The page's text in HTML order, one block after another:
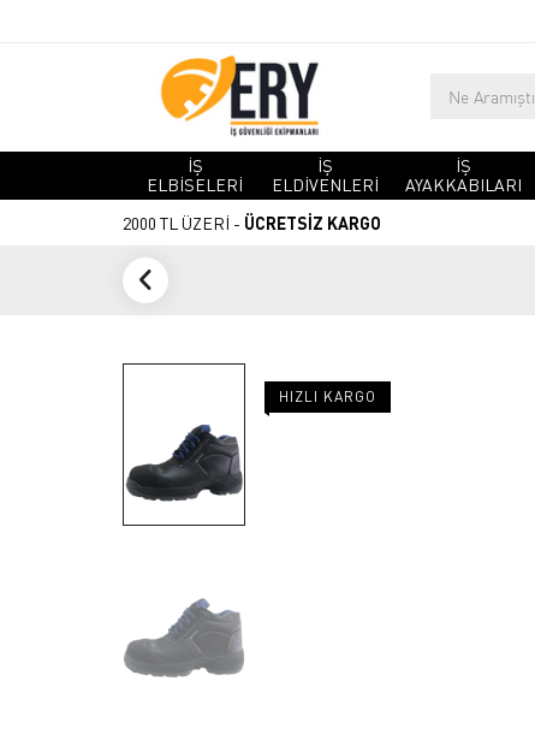
İŞ
ELBİSELERİ
İŞ
ELDİVENLERİ
İŞ
AYAKKABILARI
2000 TL ÜZERİ - ÜCRETSİZ KARGO
HIZLI KARGO